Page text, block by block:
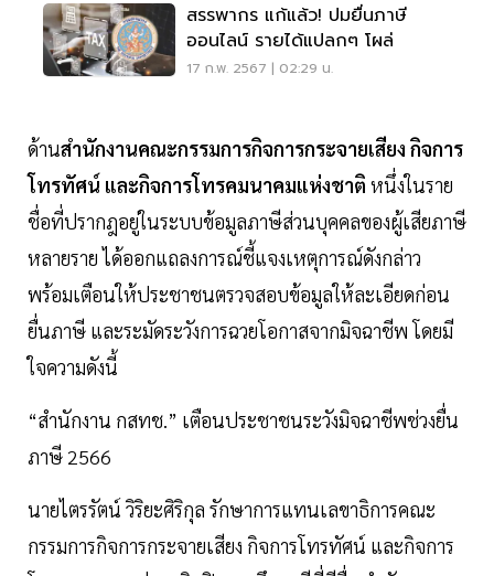
สรรพากร แก้แล้ว! ปมยื่นภาษี
ออนไลน์ รายได้แปลกๆ โผล่
17 ก.พ. 2567 | 02:29 น.
ด้านสำนักงานคณะกรรมการกิจการกระจายเสียง กิจการ
โทรทัศน์ และกิจการโทรคมนาคมแห่งชาติ หนึ่งในราย
ชื่อที่ปรากฎอยู่ในระบบข้อมูลภาษีส่วนบุคคลของผู้เสียภาษี
หลายราย ได้ออกแถลงการณ์ชี้แจงเหตุการณ์ดังกล่าว
พร้อมเตือนให้ประชาชนตรวจสอบข้อมูลให้ละเอียดก่อน
ยื่นภาษี และระมัดระวังการฉวยโอกาสจากมิจฉาชีพ โดยมี
ใจความดังนี้
“สำนักงาน กสทช.” เตือนประชาชนระวังมิจฉาชีพช่วงยื่น
ภาษี 2566
นายไตรรัตน์ วิริยะศิริกุล รักษาการแทนเลขาธิการคณะ
กรรมการกิจการกระจายเสียง กิจการโทรทัศน์ และกิจการ